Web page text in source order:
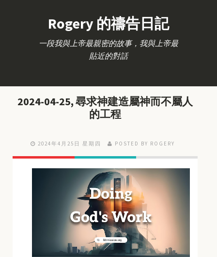
Rogery 的禱告日記
一段我與上帝最親密的故事，我與上帝最
貼近的對話
2024-04-25, 尋求神建造屬神而不屬人
的工程
2024年4月25日 星期四 POSTED BY ROGERY